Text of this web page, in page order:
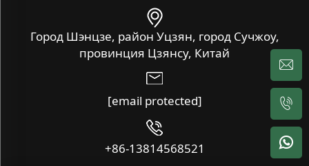
Город Шэнцзе, район Уцзян, город Сучжоу,
провинция Цзянсу, Китай
[email protected]
+86-13814568521